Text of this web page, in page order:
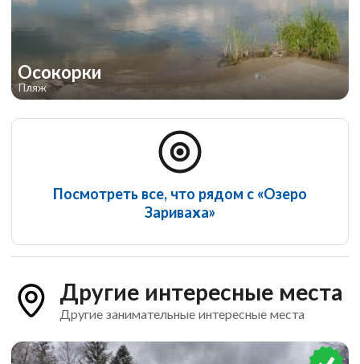
Осокорки
Пляж
Посмотреть все, что рядом с «Озеро
Зариваха»
Другие интересные места
Другие занимательные интересные места